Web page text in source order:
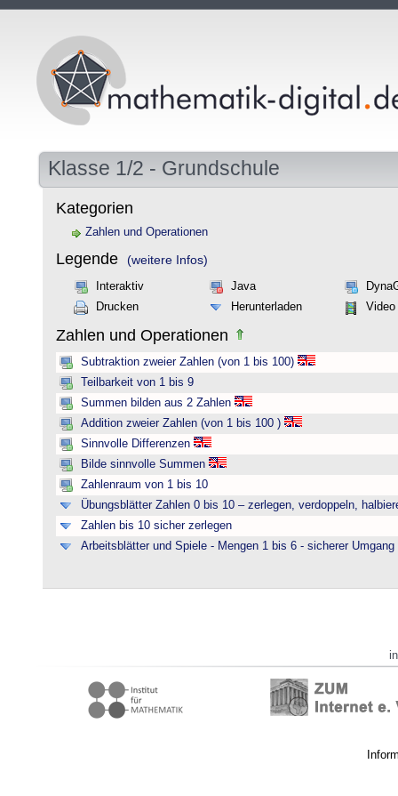
Klasse 1/2 - Grundschule
Kategorien
Zahlen und Operationen
Legende (weitere Infos)
Interaktiv Java
Drucken
Herunterladen Video
Zahlen und Operationen
Subtraktion zweier Zahlen (von 1 bis 100)
Teilbarkeit von 1 bis 9
Summen bilden aus 2 Zahlen
Addition zweier Zahlen (von 1 bis 100 )
Sinnvolle Differenzen
Bilde sinnvolle Summen
Zahlenraum von 1 bis 10
Übungsblätter Zahlen 0 bis 10 – zerlegen, verdoppeln,
Zahlen bis 10 sicher zerlegen
Arbeitsblätter und Spiele - Mengen 1 bis 6 - sicherer Umgang